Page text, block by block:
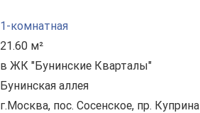
1-комнатная
21.60 м²
в ЖК "Бунинские Кварталы"
Бунинская аллея
г.Москва, пос. Сосенское, пр. Куприна